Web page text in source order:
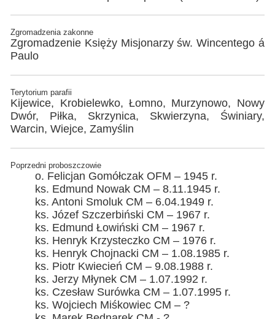
Zgromadzenia zakonne
Zgromadzenie Księży Misjonarzy św. Wincentego á
Paulo
Terytorium parafii
Kijewice, Krobielewko, Łomno, Murzynowo, Nowy
Dwór, Piłka, Skrzynica, Skwierzyna, Świniary,
Warcin, Wiejce, Zamyślin
Poprzedni proboszczowie
o. Felicjan Gomółczak OFM – 1945 r.
ks. Edmund Nowak CM – 8.11.1945 r.
ks. Antoni Smoluk CM – 6.04.1949 r.
ks. Józef Szczerbiński CM – 1967 r.
ks. Edmund Łowiński CM – 1967 r.
ks. Henryk Krzysteczko CM – 1976 r.
ks. Henryk Chojnacki CM – 1.08.1985 r.
ks. Piotr Kwiecień CM – 9.08.1988 r.
ks. Jerzy Młynek CM – 1.07.1992 r.
ks. Czesław Surówka CM – 1.07.1995 r.
ks. Wojciech Miśkowiec CM – ?